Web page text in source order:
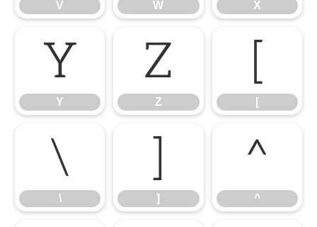
V W X
Y
Y
Z
Z [
\
\ ]
^
^